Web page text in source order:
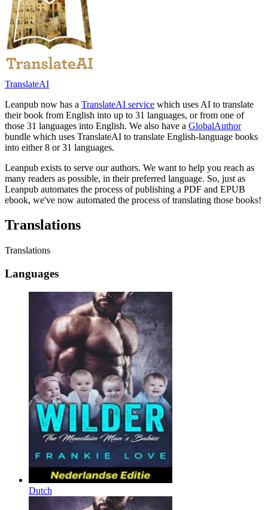
TranslateAI
Leanpub now has a TranslateAI service which uses AI to translate
their book from English into up to 31 languages, or from one of
those 31 languages into English. We also have a GlobalAuthor
bundle which uses TranslateAI to translate English-language books
into either 8 or 31 languages.
Leanpub exists to serve our authors. We want to help you reach as
many readers as possible, in their preferred language. So, just as
Leanpub automates the process of publishing a PDF and EPUB
ebook, we've now automated the process of translating those books!
Translations
Translations
Languages
Dutch